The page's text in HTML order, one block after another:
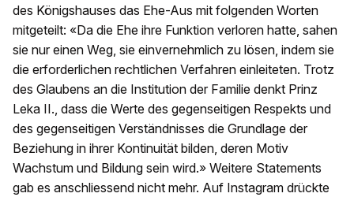
des Königshauses das Ehe-Aus mit folgenden Worten
mitgeteilt: «Da die Ehe ihre Funktion verloren hatte, sahen
sie nur einen Weg, sie einvernehmlich zu lösen, indem sie
die erforderlichen rechtlichen Verfahren einleiteten. Trotz
des Glaubens an die Institution der Familie denkt Prinz
Leka II., dass die Werte des gegenseitigen Respekts und
des gegenseitigen Verständnisses die Grundlage der
Beziehung in ihrer Kontinuität bilden, deren Motiv
Wachstum und Bildung sein wird.» Weitere Statements
gab es anschliessend nicht mehr. Auf Instagram drückte